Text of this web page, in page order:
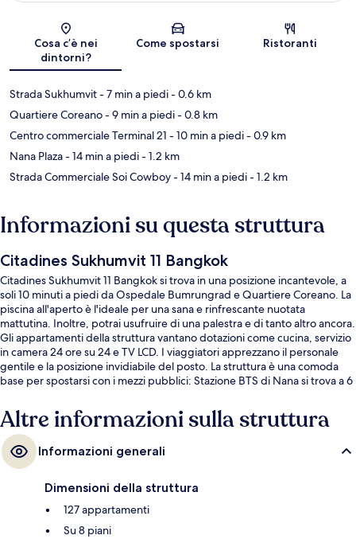
Cosa c’è nei
dintorni?
Come spostarsi Ristoranti
Strada Sukhumvit- 7 min a piedi- 0.6 km
Quartiere Coreano- 9 min a piedi- 0.8 km
Centro commerciale Terminal 21 - 10 min a piedi- 0.9 km
Nana Plaza- 14 min a piedi- 1.2 km
Strada Commerciale Soi Cowboy- 14 min a piedi- 1.2 km
Informazioni su questa struttura
Citadines Sukhumvit 11 Bangkok
Citadines Sukhumvit 11 Bangkok si trova in una posizione incantevole, a
soli 10 minuti a piedi da Ospedale Bumrungrad e Quartiere Coreano. La
piscina all'aperto è l'ideale per una sana e rinfrescante nuotata
mattutina. Inoltre, potrai usufruire di una palestra e di tanto altro ancora.
Gli appartamenti della struttura vantano dotazioni come cucina, servizio
in camera 24 ore su 24 e TV LCD. I viaggiatori apprezzano il personale
gentile e la posizione invidiabile del posto. La struttura è una comoda
base per spostarsi con i mezzi pubblici: Stazione BTS di Nana si trova a 6
Altre informazioni sulla struttura
Informazioni generali
Dimensioni della struttura
127 appartamenti
Su 8 piani